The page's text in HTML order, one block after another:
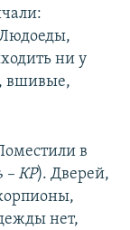
ни у
вшивые,
в
– КР). Дверей,
нет,